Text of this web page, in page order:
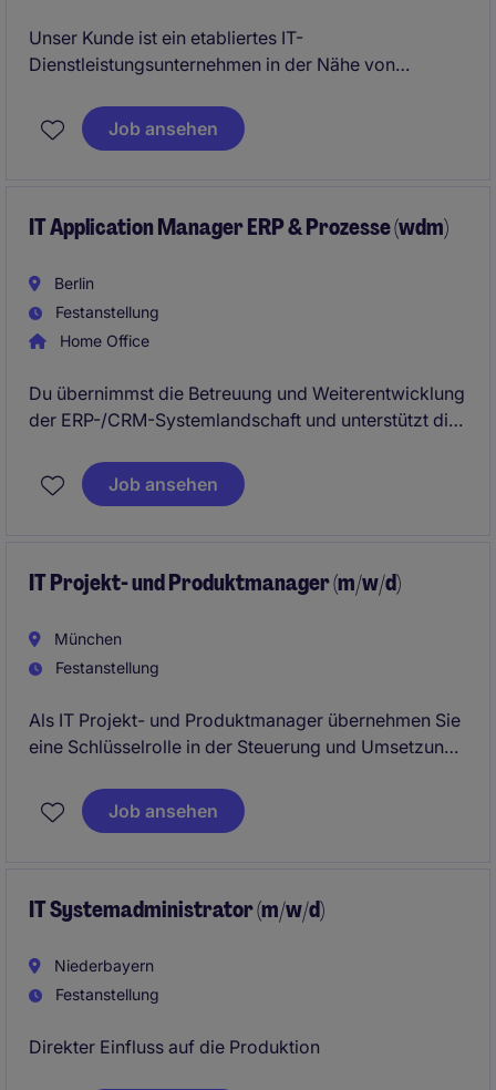
Unser Kunde ist ein etabliertes IT-
Dienstleistungsunternehmen in der Nähe von
Infrastrukturen betreibt und seinen Mitarbeitenden als
IT Administrator (m/w/d) ein vielseitiges Umfeld mit
Job ansehen
IT Application Manager ERP & Prozesse (wdm)
Berlin
Festanstellung
Home Office
Du übernimmst die Betreuung und Weiterentwicklung
der ERP-/CRM-Systemlandschaft und unterstützt die
ihrer Geschäftsprozesse. Darüber hinaus begleitest
Du Systemintegrationen, stellst einen stabilen
mit.
Job ansehen
IT Projekt- und Produktmanager (m/w/d)
München
Festanstellung
Als IT Projekt- und Produktmanager übernehmen Sie
eine Schlüsselrolle in der Steuerung und Umsetzung
verantwortlich für die Sicherstellung eines
reibungslosen Projektablaufs und die Einführung
Job ansehen
IT Systemadministrator (m/w/d)
Niederbayern
Festanstellung
Direkter Einfluss auf die Produktion